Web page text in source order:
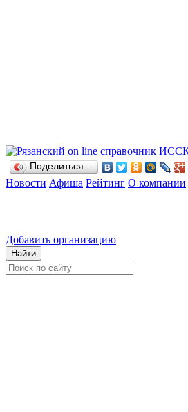
Поделиться…
Новости Афиша Рейтинг О компании
Добавить организацию